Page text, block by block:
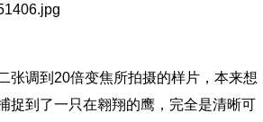
张调到20倍变焦所拍摄的样片，本来想
捉到了一只在翱翔的鹰，完全是清晰可